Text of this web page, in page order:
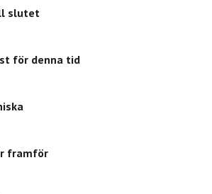
slutet
för denna tid
framför